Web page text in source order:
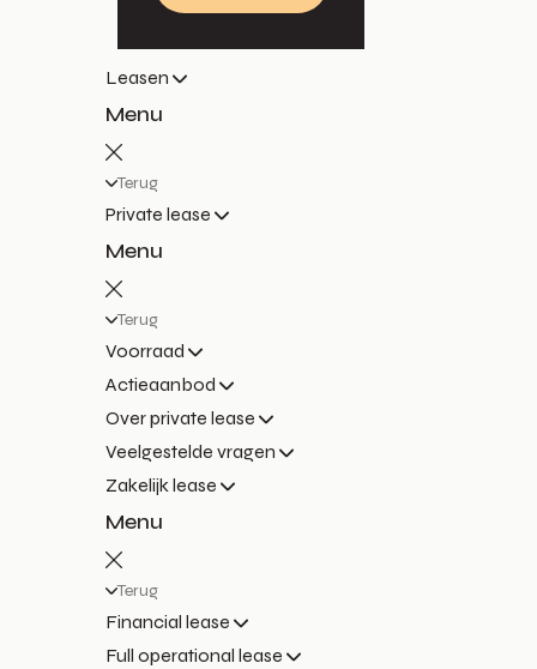
Leasen
Menu
Terug
Private lease
Menu
Terug
Voorraad
Actieaanbod
Over private lease
Veelgestelde vragen
Zakelijk lease
Menu
Terug
Financial lease
Full operational lease